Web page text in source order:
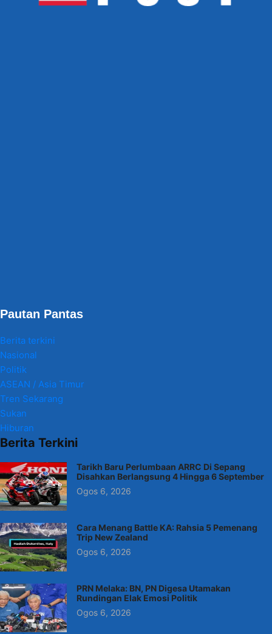
Pautan Pantas
Berita terkini
Nasional
Politik
ASEAN / Asia Timur
Tren Sekarang
Sukan
Hiburan
Berita Terkini
Tarikh Baru Perlumbaan ARRC Di Sepang
Disahkan Berlangsung 4 Hingga 6 September
Ogos 6, 2026
Cara Menang Battle KA: Rahsia 5 Pemenang
Trip New Zealand
Ogos 6, 2026
PRN Melaka: BN, PN Digesa Utamakan
Rundingan Elak Emosi Politik
Ogos 6, 2026